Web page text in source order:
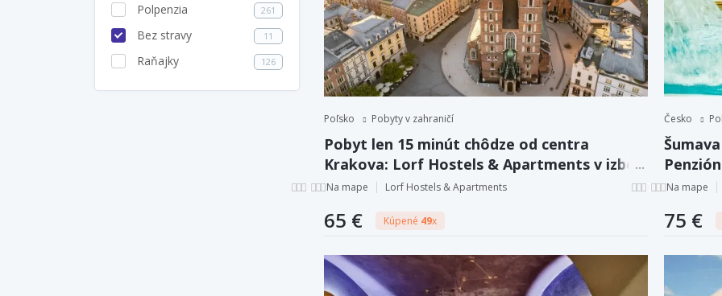
Polpenzia 261
Bez stravy 11
Raňajky 126
Poľsko Pobyty v zahraničí
Pobyt len ​​15 minút chôdze od centra
Krakova: Lorf Hostels & Apartments v izbe
alebo v apartmáne s kuchynkou
Na mape Lorf Hostels & Apartments
65 € Kúpené 49x
Česko
Na mape
75 €